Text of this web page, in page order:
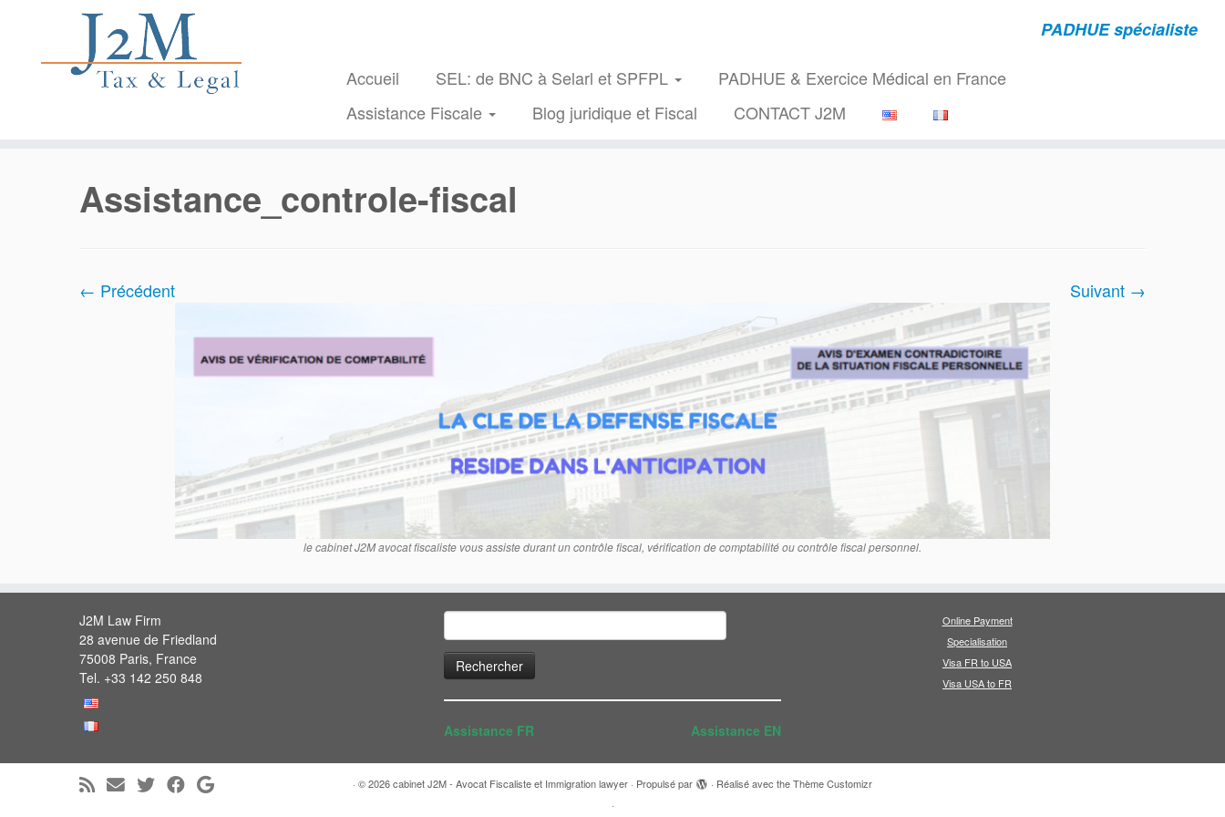
contenu
PADHUE spécialiste
Accueil SEL: de BNC à Selarl et SPFPL
PADHUE & Exercice Médical en France
Assistance Fiscale
Blog juridique et Fiscal CONTACT J2M
Assistance_controle-fiscal
← Précédent Suivant →
le cabinet J2M avocat fiscaliste vous assiste durant un contrôle fiscal, vérification de comptabilité ou contrôle fiscal personnel.
J2M Law Firm
28 avenue de Friedland
75008 Paris, France
Tel. +33 142 250 848
Rechercher :
Assistance FR Assistance EN
Online Payment
Specialisation
Visa FR to USA
Visa USA to FR
· © 2026cabinet J2M - Avocat Fiscaliste et Immigration lawyer · Propulsé par · Réalisé avec theThème Customizr
·